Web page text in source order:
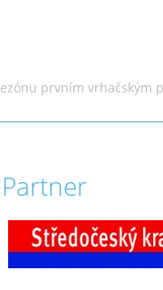
prvním vrhačským
Partner